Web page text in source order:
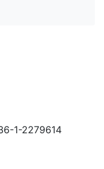
1-2279614